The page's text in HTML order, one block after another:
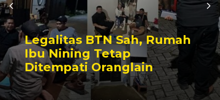
Legalitas BTN Sah, Rumah
Ibu Nining Tetap
Ditempati Oranglain